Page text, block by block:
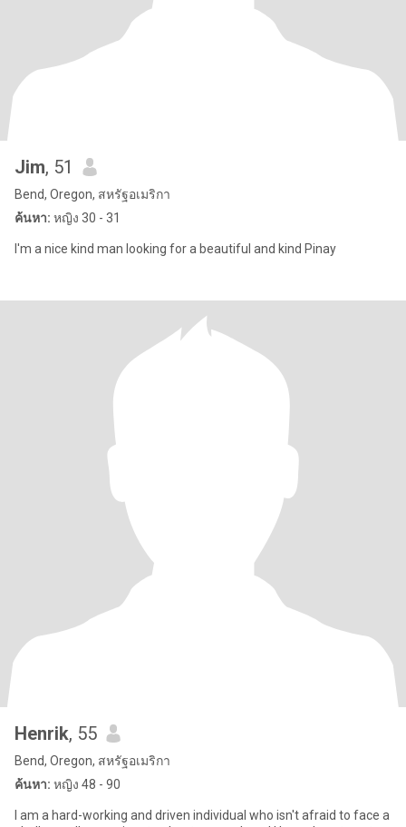
Jim, 51
Bend, Oregon, สหรัฐอเมริกา
ค้นหา: หญิง 30 - 31
I'm a nice kind man looking for a beautiful and kind Pinay
Henrik, 55
Bend, Oregon, สหรัฐอเมริกา
ค้นหา: หญิง 48 - 90
I am a hard-working and driven individual who isn't afraid to face a